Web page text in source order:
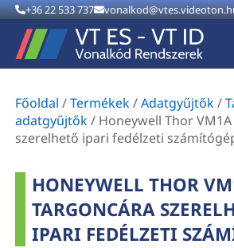
+36 22 533 737
Főoldal /Termékek/Adatgyűjtők/
adatgyűjtők/ Honeywell Thor
szerelhető ipari fedélzeti
HONEYWELL THOR
TARGONCÁRA
IPARI FEDÉLZETI